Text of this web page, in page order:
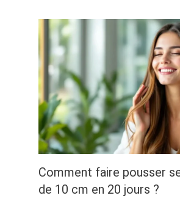
Comment faire pousser
de 10 cm en 20 jours ?